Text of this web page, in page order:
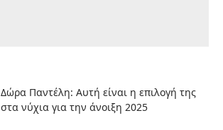
Δώρα Παντέλη: Αυτή είναι η επιλογή της
στα νύχια για την άνοιξη 2025